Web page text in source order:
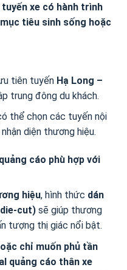
tuyến xe có hành trình
tiêu sinh sống hoặc
tiên tuyến Hạ Long –
trung đông du khách.
thể chọn các tuyến nội
diện thương hiệu.
cáo phù hợp với
hiệu, hình thức dán
cut)sẽ giúp thương
tượng thị giác nổi bật.
chỉ muốn phủ tần
quảng cáo thân xe